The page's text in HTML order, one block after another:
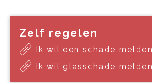
Zelf regelen
Ik wil een schade melden
Ik wil glasschade melden